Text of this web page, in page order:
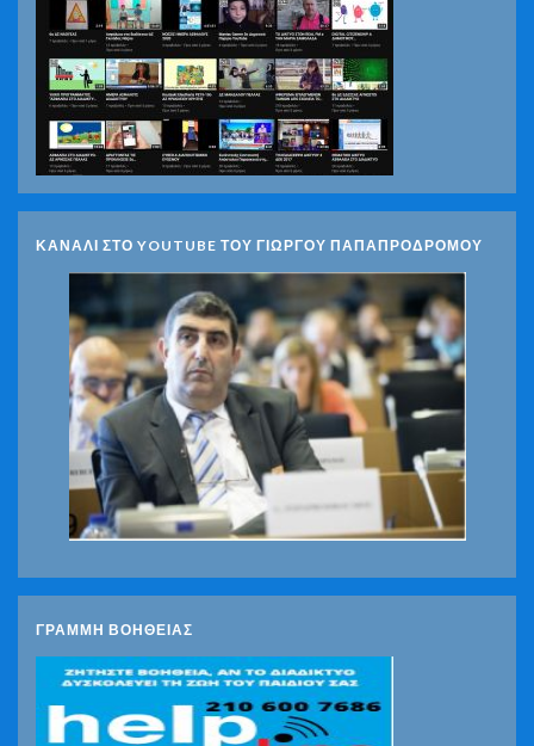
ΚΑΝΑΛΙ ΣΤΟ YOUTUBE ΤΟΥ ΓΙΩΡΓΟΥ ΠΑΠΑΠΡΟΔΡΟΜΟΥ
ΓΡΑΜΜΗ ΒΟΗΘΕΙΑΣ